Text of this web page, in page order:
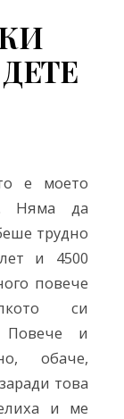
е моето
Няма да
трудно
и 4500
повече
си
Повече и
обаче,
това
и ме